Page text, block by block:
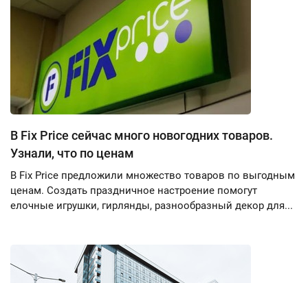
В Fix Price сейчас много новогодних товаров.
Узнали, что по ценам
В Fix Price предложили множество товаров по выгодным
ценам. Создать праздничное настроение помогут
елочные игрушки, гирлянды, разнообразный декор для...